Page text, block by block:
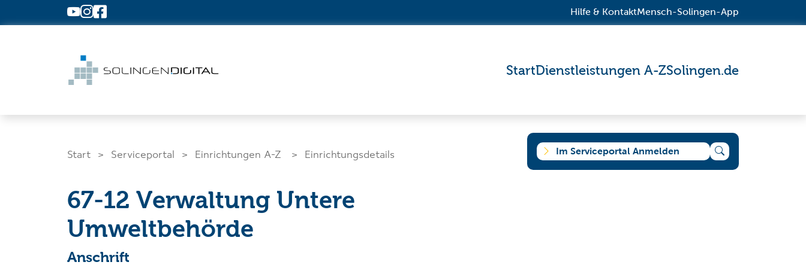
Zum Hauptinhalt springen Hilfe & KontaktMensch-Solingen-App
StartDienstleistungen A-ZSolingen.de
Start Serviceportal Einrichtungen A-Z Einrichtungsdetails Im Serviceportal Anmelden
Was suchen Sie?
67-12 Verwaltung Untere
Umweltbehörde
Anschrift